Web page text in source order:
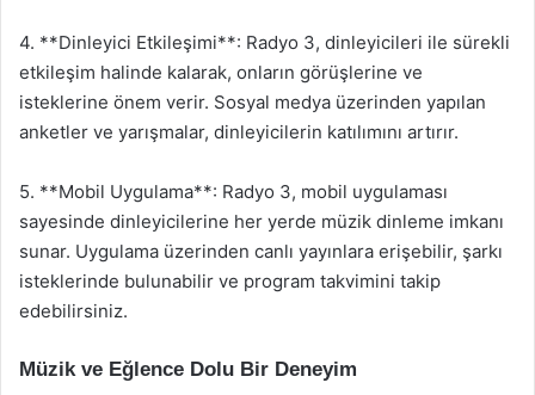
4. **Dinleyici Etkileşimi**: Radyo 3, dinleyicileri ile sürekli
etkileşim halinde kalarak, onların görüşlerine ve
isteklerine önem verir. Sosyal medya üzerinden yapılan
anketler ve yarışmalar, dinleyicilerin katılımını artırır.
5. **Mobil Uygulama**: Radyo 3, mobil uygulaması
sayesinde dinleyicilerine her yerde müzik dinleme imkanı
sunar. Uygulama üzerinden canlı yayınlara erişebilir, şarkı
isteklerinde bulunabilir ve program takvimini takip
edebilirsiniz.
Müzik ve Eğlence Dolu Bir Deneyim